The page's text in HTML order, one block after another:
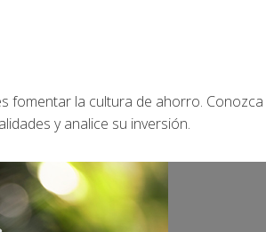
fomentar la cultura de ahorro. Conozca
y analice su inversión.